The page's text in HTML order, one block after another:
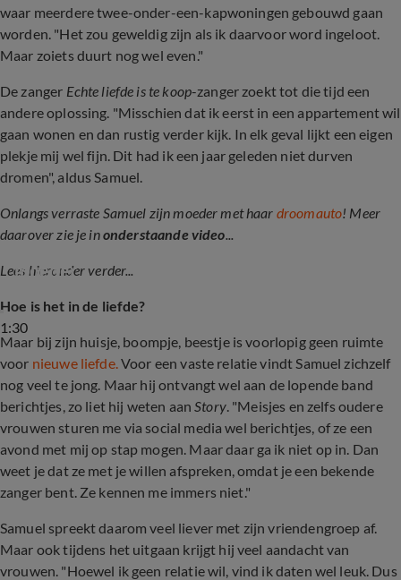
waar meerdere twee-onder-een-kapwoningen gebouwd gaan
worden. "Het zou geweldig zijn als ik daarvoor word ingeloot.
Maar zoiets duurt nog wel even."
De zanger Echte liefde is te koop-zanger zoekt tot die tijd een
andere oplossing. "Misschien dat ik eerst in een appartement wil
gaan wonen en dan rustig verder kijk. In elk geval lijkt een eigen
plekje mij wel fijn. Dit had ik een jaar geleden niet durven
dromen", aldus Samuel.
Onlangs verraste Samuel zijn moeder met haar droomauto! Meer
daarover zie je inonderstaande video...
Lees hieronder verder...
1:30
Samuel Welten koopt droomauto voor zijn
moeder
Hoe is het in de liefde?
Maar bij zijn huisje, boompje, beestje is voorlopig geen ruimte
voor nieuwe liefde.Voor een vaste relatie vindt Samuel zichzelf
nog veel te jong. Maar hij ontvangt wel aan de lopende band
berichtjes, zo liet hij weten aanStory. "Meisjes en zelfs oudere
vrouwen sturen me via social media wel berichtjes, of ze een
avond met mij op stap mogen. Maar daar ga ik niet op in. Dan
weet je dat ze met je willen afspreken, omdat je een bekende
zanger bent. Ze kennen me immers niet."
Samuel spreekt daarom veel liever met zijn vriendengroep af.
Maar ook tijdens het uitgaan krijgt hij veel aandacht van
vrouwen. "Hoewel ik geen relatie wil, vind ik daten wel leuk. Dus